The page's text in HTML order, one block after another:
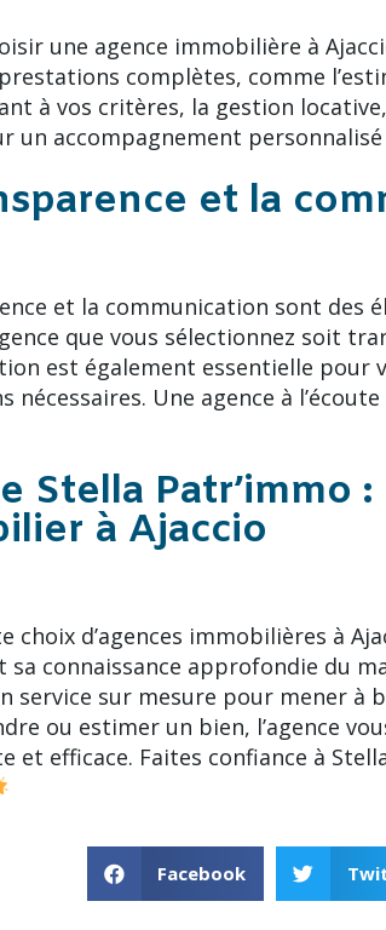
une agence immobilière à
complètes, comme
à vos critères, la gestion
un accompagnement
et la
et la communication sont des
que vous sélectionnez soit
est également essentielle pour
nécessaires. Une agence à
Stella
à Ajaccio
choix d’agences immobilières à
connaissance approfondie du
service sur mesure pour mener
ou estimer un bien, l’agence
et efficace. Faites confiance à
Facebook